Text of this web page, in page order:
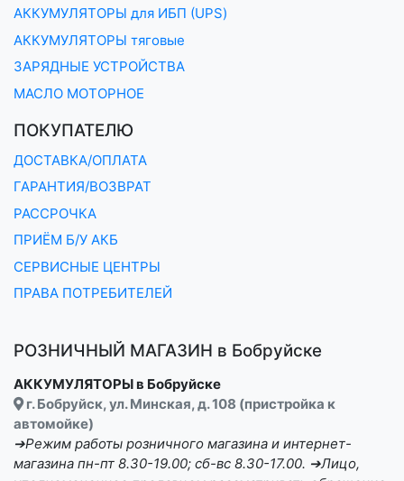
АККУМУЛЯТОРЫ для ИБП (UPS)
АККУМУЛЯТОРЫ тяговые
ЗАРЯДНЫЕ УСТРОЙСТВА
МАСЛО МОТОРНОЕ
ПОКУПАТЕЛЮ
ДОСТАВКА/ОПЛАТА
ГАРАНТИЯ/ВОЗВРАТ
РАССРОЧКА
ПРИЁМ Б/У АКБ
СЕРВИСНЫЕ ЦЕНТРЫ
ПРАВА ПОТРЕБИТЕЛЕЙ
РОЗНИЧНЫЙ МАГАЗИН в Бобруйске
АККУМУЛЯТОРЫ в Бобруйске
г. Бобруйск, ул. Минская, д. 108 (пристройка к
автомойке)
➔Режим работы розничного магазина и интернет-
магазина пн-пт 8.30-19.00; сб-вс 8.30-17.00. ➔Лицо,